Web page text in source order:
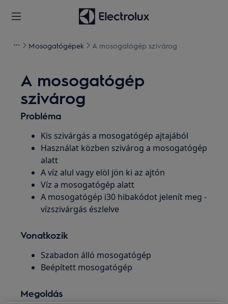
Mosogatógépek A mosogatógép szivárog
A mosogatógép
szivárog
Probléma
Kis szivárgás a mosogatógép ajtajából
Használat közben szivárog a mosogatógép
alatt
A víz alul vagy elöl jön ki az ajtón
Víz a mosogatógép alatt
A mosogatógép i30 hibakódot jelenít meg -
vízszivárgás észlelve
Vonatkozik
Szabadon álló mosogatógép
Beépített mosogatógép
Megoldás